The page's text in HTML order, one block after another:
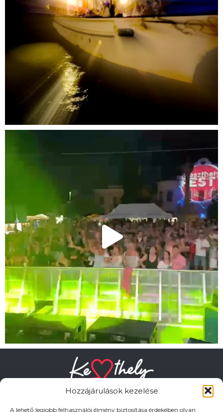
Hozzájárulások kezelése
A lehető legjobb felhasználói élmény biztosítása érdekében olyan